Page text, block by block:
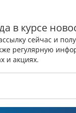
в курсе
сейчас и
регулярную
и акциях.